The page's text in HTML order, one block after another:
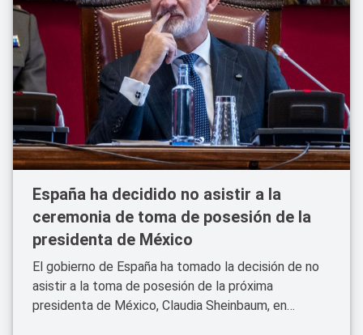
España ha decidido no asistir a la
ceremonia de toma de posesión de la
presidenta de México
El gobierno de España ha tomado la decisión de no
asistir a la toma de posesión de la próxima
presidenta de México, Claudia Sheinbaum, en